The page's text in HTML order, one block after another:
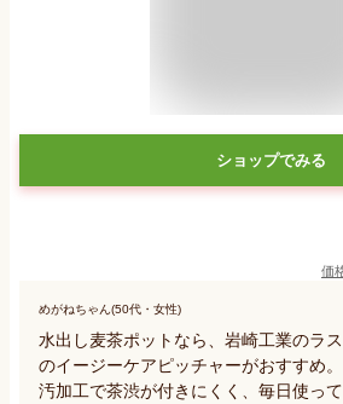
ショップでみる
価
めがねちゃん(50代・女性)
水出し麦茶ポットなら、岩崎工業のラ
のイージーケアピッチャーがおすすめ
汚加工で茶渋が付きにくく、毎日使っ